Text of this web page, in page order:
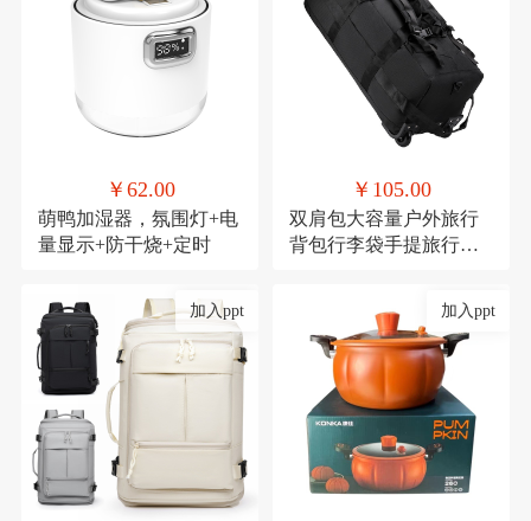
￥62.00
萌鸭加湿器，氛围灯+电
量显示+防干烧+定时
￥105.00
双肩包大容量户外旅行
背包行李袋手提旅行包
加入ppt 加入ppt